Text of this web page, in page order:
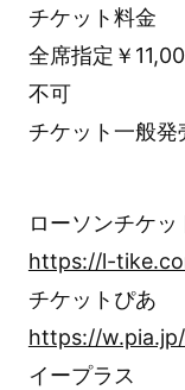
チケット料金
全席指定￥
不可
チケット一般発
ローソンチケッ
https://l-
チケットぴあ
https://
イープラス